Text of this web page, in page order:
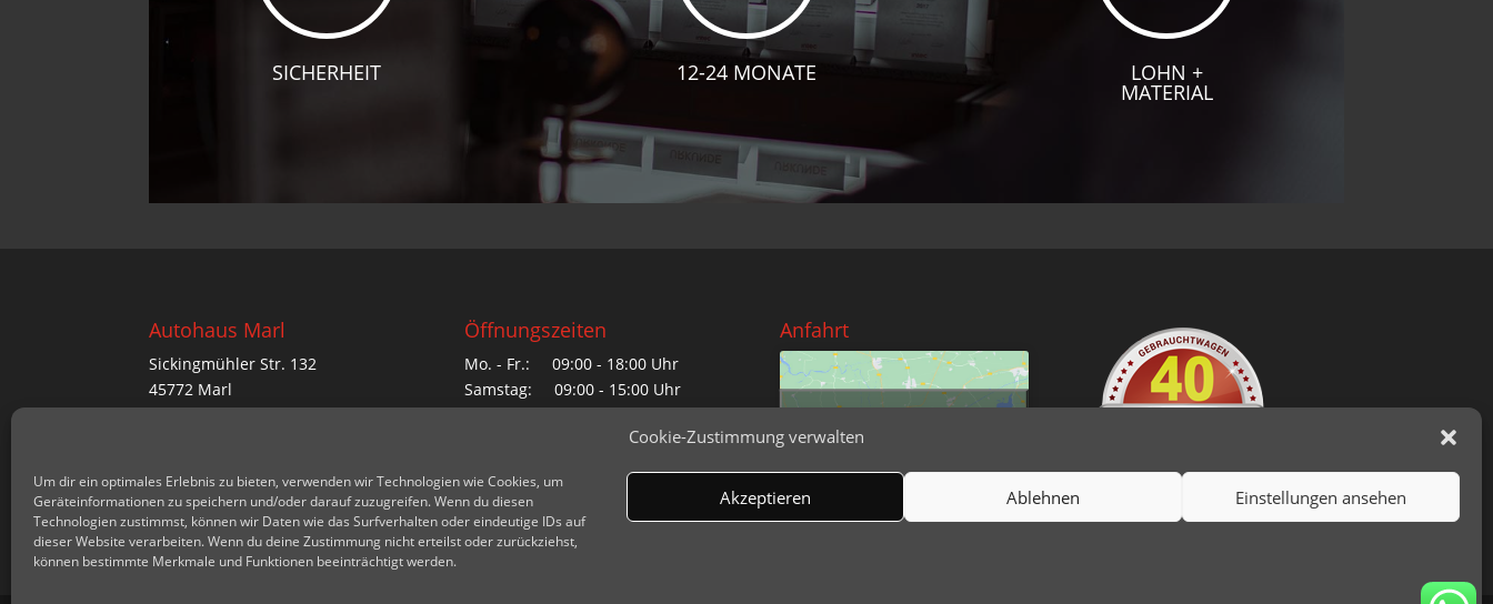
Cookie-Zustimmung verwalten
Um dir ein optimales Erlebnis zu bieten, verwenden wir Technologien wie Cookies, um
Geräteinformationen zu speichern und/oder darauf zuzugreifen. Wenn du diesen
Technologien zustimmst, können wir Daten wie das Surfverhalten oder eindeutige IDs auf
dieser Website verarbeiten. Wenn du deine Zustimmung nicht erteilst oder zurückziehst,
können bestimmte Merkmale und Funktionen beeinträchtigt werden.
Akzeptieren Ablehnen Einstellungen ansehen
SICHERHEIT 12-24 MONATE LOHN +
MATERIAL
Autohaus Marl
Sickingmühler Str. 132
45772 Marl
Öffnungszeiten
Mo. - Fr.: 09:00 - 18:00 Uhr
Samstag: 09:00 - 15:00 Uhr
Sonntags und Feiertage:
Anfahrt
Cookies zu akzeptieren und